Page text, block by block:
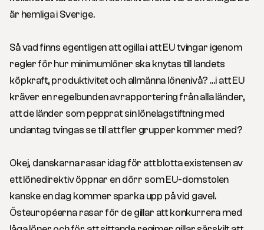
är hemliga i Sverige.
Så vad finns egentligen att ogilla i att EU tvingar igenom
regler för hur minimumlöner ska knytas till landets
köpkraft, produktivitet och allmänna lönenivå? …i att EU
kräver en regelbunden avrapportering från alla länder,
att de länder som pepprat sin lönelagstiftning med
undantag tvingas se till att fler grupper kommer med?
Okej, danskarna rasar idag för att blotta existensen av
ett lönedirektiv öppnar en dörr som EU-domstolen
kanske en dag kommer sparka upp på vid gavel.
Östeuropéerna rasar för de gillar att konkurrera med